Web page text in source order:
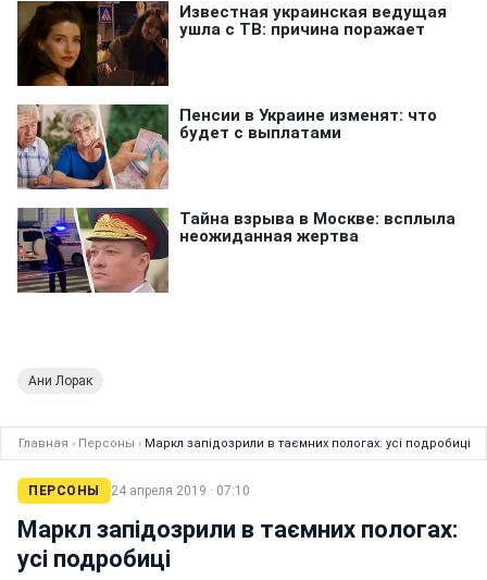
Ани Лорак
Главная › Персоны › Маркл запідозрили в таємних пологах: усі подробиці
ПЕРСОНЫ 24 апреля 2019 · 07:10
Маркл запідозрили в таємних пологах:
усі подробиці